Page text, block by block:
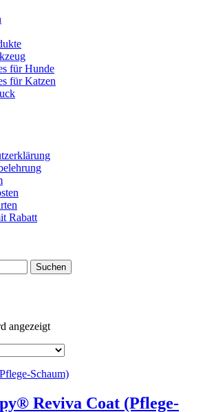
für Hunde
für Katzen
Rabatt
Suchen
angezeigt
Reviva Coat (Pflege-